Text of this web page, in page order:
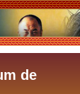
de